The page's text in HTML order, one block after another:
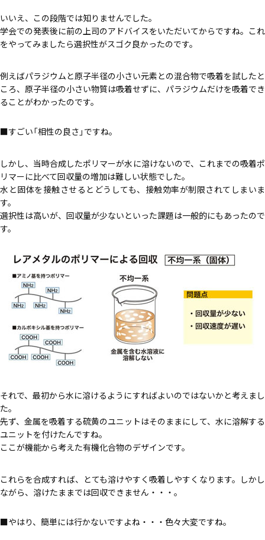
いいえ、この段階では知りませんでした。
学会での発表後に前の上司のアドバイスをいただいてからですね。これ
をやってみましたら選択性がスゴク良かったのです。
例えばパラジウムと原子半径の小さい元素との混合物で吸着を試したと
ころ、原子半径の小さい物質は吸着せずに、パラジウムだけを吸着でき
ることがわかったのです。
すごい「相性の良さ」ですね。
しかし、当時合成したポリマーが水に溶けないので、これまでの吸着ポ
リマーに比べて回収量の増加は難しい状態でした。
水と固体を接触させるとどうしても、接触効率が制限されてしまいま
す。
選択性は高いが、回収量が少ないといった課題は一般的にもあったので
す。
それで、最初から水に溶けるようにすればよいのではないかと考えまし
た。
先ず、金属を吸着する硫黄のユニットはそのままにして、水に溶解する
ユニットを付けたんですね。
ここが機能から考えた有機化合物のデザインです。
これらを合成すれば、とても溶けやすく吸着しやすくなります。しかし
ながら、溶けたままでは回収できません・・・。
やはり、簡単には行かないですよね・・・色々大変ですね。